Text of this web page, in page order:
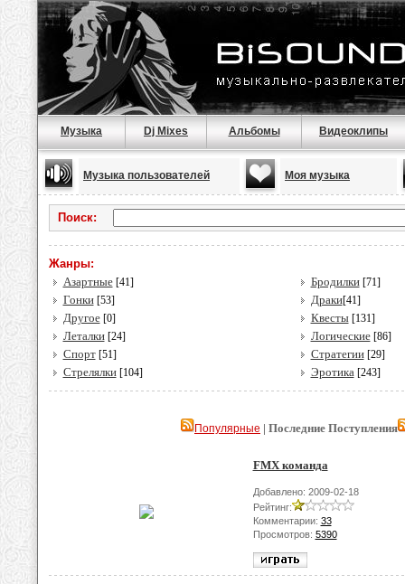
Музыка Dj Mixes Альбомы Видеоклипы
Музыка пользователей Моя музыка
Поиск:
Жанры:
Азартные[41] Бродилки[71]
Гонки[53] Драки[41]
Другое[0] Квесты[131]
Леталки[24] Логические[86]
Спорт[51] Стратегии[29]
Стрелялки[104] Эротика[243]
Популярные | Последние Поступления
FMX команда
Добавлено: 2009-02-18
Рейтинг:
Комментарии: 33
Просмотров: 5390